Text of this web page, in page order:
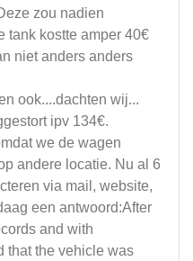
zou nadien
tank kostte amper 40€
niet anders anders
ook....dachten wij...
ipv 134€.
we de wagen
andere locatie. Nu al 6
via mail, website,
een antwoord:After
and with
that the vehicle was